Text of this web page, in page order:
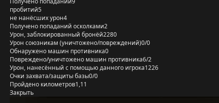
пробитий5
не нанёсших урон4
Получено попаданий осколками2
Урон, заблокированный бронёй2280
Урон союзникам (уничтожено/повреждений)0/0
Обнаружено машин противника0
Повреждено/уничтожено машин противника6/2
Урон, нанесённый с помощью данного игрока1226
Очки захвата/защиты базы0/0
Пройдено километров1,11
Закрыть